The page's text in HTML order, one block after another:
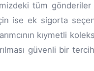
tüm gönderiler
ise ek sigorta
kıymetli
güvenli bir